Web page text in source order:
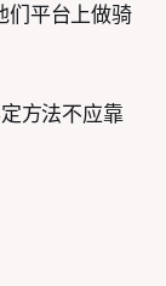
们平台上做骑
方法不应靠